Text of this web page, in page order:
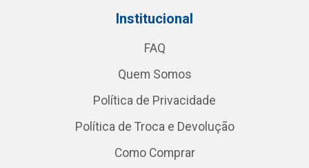
Institucional
FAQ
Quem Somos
Política de Privacidade
Política de Troca e Devolução
Como Comprar